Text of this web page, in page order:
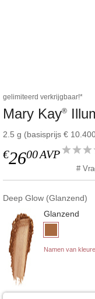
gelimiteerd verkrijgbaar!*
Mary Kay®
2.5 g (basisprijs €
€2600AVP
#
Deep Glow (Glanzend)
Glanzend
Namen van